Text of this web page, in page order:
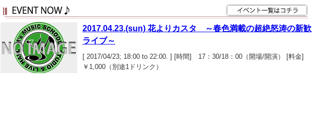
2017.04.23.(sun) 花よりカスタ ～春色満載の超絶怒涛の新歓
ライブ～
[ 2017/04/23; 18:00 to 22:00. ] [時間] 17：30/18：00（開場/開演） [料金]
￥1,000（別途1ドリンク）